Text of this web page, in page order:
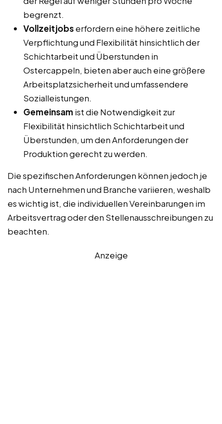
begrenzt.
Vollzeitjobserfordern eine höhere zeitliche
Verpflichtung und Flexibilität hinsichtlich der
Schichtarbeit und Überstunden in
Ostercappeln, bieten aber auch eine größere
Arbeitsplatzsicherheit und umfassendere
Sozialleistungen.
Gemeinsam ist die Notwendigkeit zur
Flexibilität hinsichtlich Schichtarbeit und
Überstunden, um den Anforderungen der
Produktion gerecht zu werden.
Die spezifischen Anforderungen können jedoch je
nach Unternehmen und Branche variieren, weshalb
es wichtig ist, die individuellen Vereinbarungen im
Arbeitsvertrag oder den Stellenausschreibungen zu
beachten.
Anzeige